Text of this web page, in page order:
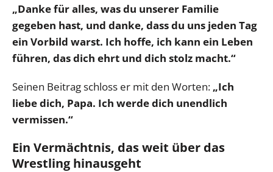
„Danke für alles, was du unserer Familie
gegeben hast, und danke, dass du uns jeden Tag
ein Vorbild warst. Ich hoffe, ich kann ein Leben
führen, das dich ehrt und dich stolz macht.“
Seinen Beitrag schloss er mit den Worten: „Ich
liebe dich, Papa. Ich werde dich unendlich
vermissen.“
Ein Vermächtnis, das weit über das
Wrestling hinausgeht